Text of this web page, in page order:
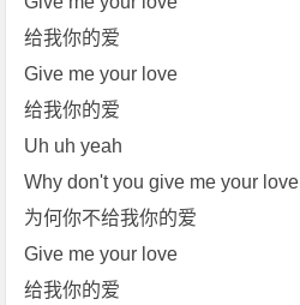
给我你的爱
Give me your love
给我你的爱
Uh uh yeah
Why don't you give me your love
为何你不给我你的爱
Give me your love
给我你的爱